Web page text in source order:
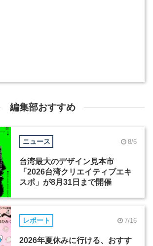
編集部おすすめ
ニュース 8/6
台湾最大のデザイン見本市
「2026台湾クリエイティブエキ
スポ」が8月31日まで開催
レポート 7/16
2026年夏休みに行ける、おすす